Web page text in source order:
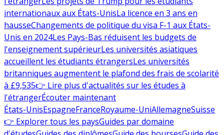
internationaux aux États-UnisLa licence en 3 ans en
hausseChangements de politique du visa F-1 aux États-
Unis en 2024Les Pays-Bas réduisent les budgets de
l'enseignement supérieurLes universités asiatiques
accueillent les étudiants étrangersLes universités
britanniques augmentent le plafond des frais de scolarité
à £9,535👉 Lire plus d'actualités sur les études à
l'étrangerÉcouter maintenant
États-UnisEspagneFranceRoyaume-UniAllemagneSuisse
👉 Explorer tous les paysGuides par domaine